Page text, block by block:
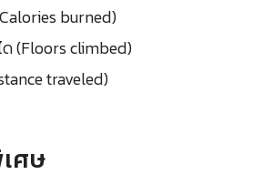
burned)
(Floors climbed)
traveled)
ศษ